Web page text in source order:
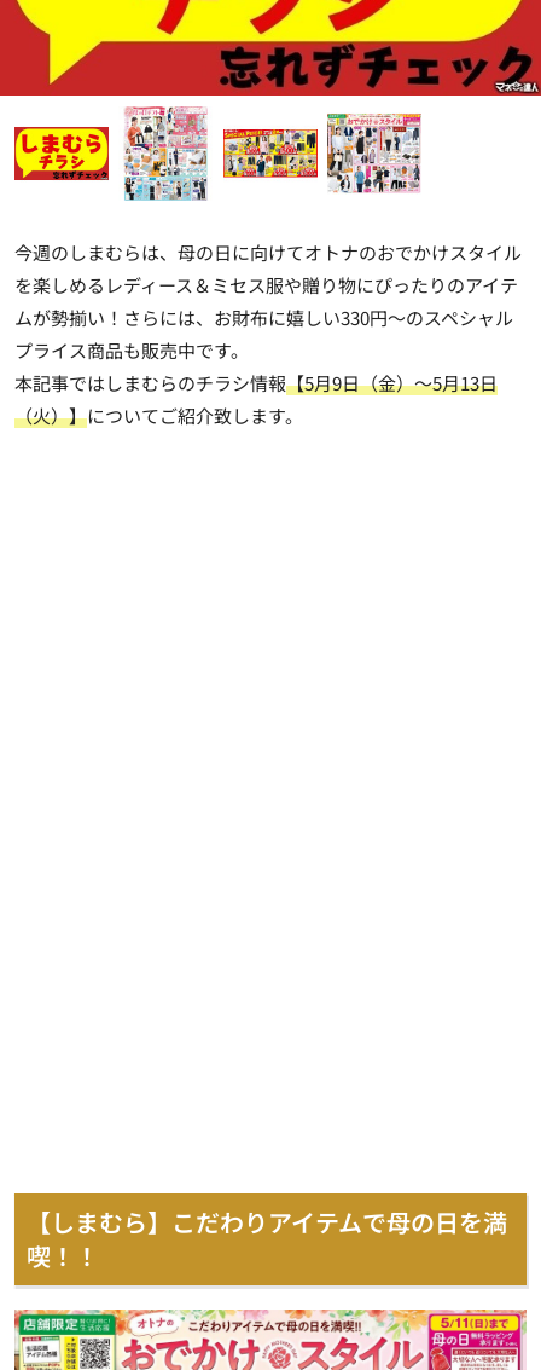
今週のしまむらは、母の日に向けてオトナのおでかけスタイル
を楽しめるレディース＆ミセス服や贈り物にぴったりのアイテ
ムが勢揃い！さらには、お財布に嬉しい330円～のスペシャル
プライス商品も販売中です。
本記事ではしまむらのチラシ情報【5月9日（金）～5月13日
（火）】についてご紹介致します。
【しまむら】こだわりアイテムで母の日を満
喫！！